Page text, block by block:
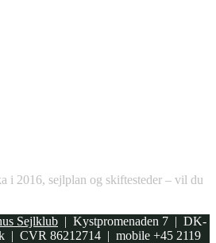
i 2016, sejlplan og skiftesteder – vil du
Sejlklub | Kystpromenaden 7 | DK-
| CVR 86212714 | mobile +45 2119